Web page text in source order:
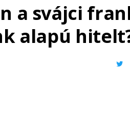
a svájci
alapú